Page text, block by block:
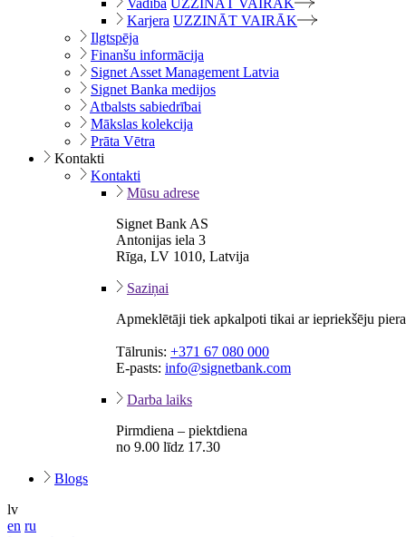
Vadība UZZINĀT VAIRĀK
Karjera UZZINĀT VAIRĀK
Ilgtspēja
Finanšu informācija
Signet Asset Management Latvia
Signet Banka medijos
Atbalsts sabiedrībai
Mākslas kolekcija
Prāta Vētra
Kontakti
Kontakti
Mūsu adrese
Signet Bank AS
Antonijas iela 3
Rīga, LV 1010, Latvija
Saziņai
Apmeklētāji tiek apkalpoti tikai ar iepriekšēju
Tālrunis: +371 67 080 000
E-pasts: info@signetbank.com
Darba laiks
Pirmdiena – piektdiena
no 9.00 līdz 17.30
Blogs
lv
en ru